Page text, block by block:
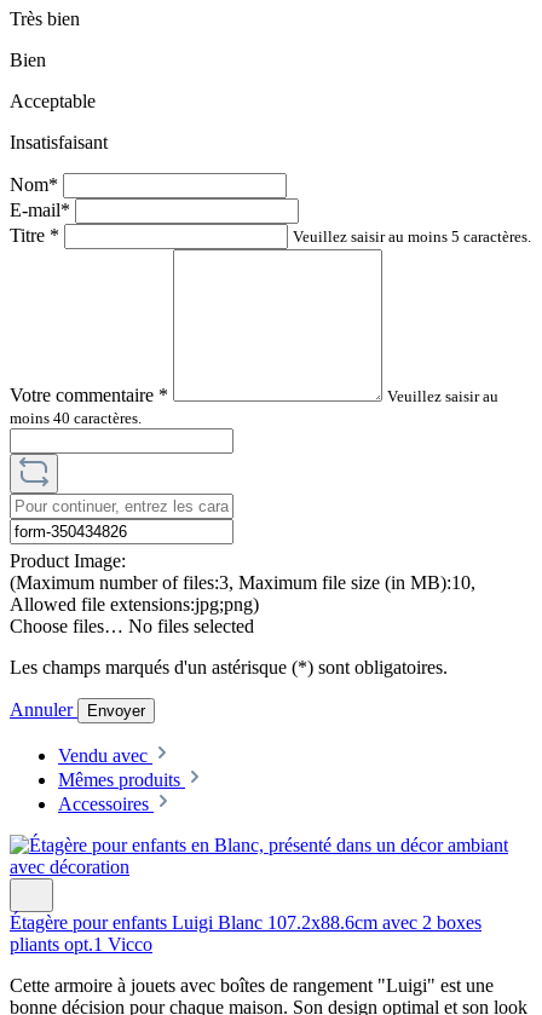
Très bien
Bien
Acceptable
Insatisfaisant
Nom*
E-mail*
Titre * Veuillez saisir au moins 5 caractères.
Votre commentaire *
Veuillez saisir au
moins 40 caractères.
Product Image:
(Maximum number of files:3, Maximum file size (in MB):10,
Allowed file extensions:jpg;png)
Choose files… No files selected
Les champs marqués d'un astérisque (*) sont obligatoires.
Annuler Envoyer
Vendu avec
Mêmes produits
Accessoires
Étagère pour enfants Luigi Blanc 107.2x88.6cm avec 2 boxes
pliants opt.1 Vicco
Cette armoire à jouets avec boîtes de rangement "Luigi" est une
bonne décision pour chaque maison. Son design optimal et son look